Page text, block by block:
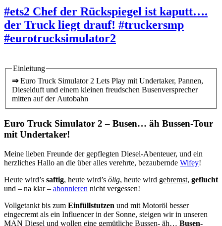
#ets2 Chef der Rückspiegel ist kaputt….
der Truck liegt drauf! #truckersmp
#eurotrucksimulator2
Einleitung
⇒Euro Truck Simulator 2 Lets Play mit Undertaker, Pannen,
Dieselduft und einem kleinen freudschen Busenversprecher
mitten auf der Autobahn
Euro Truck Simulator 2 – Busen… äh Bussen-Tour
mit Undertaker!
Meine lieben Freunde der gepflegten Diesel-Abenteuer, und ein
herzliches Hallo an die über alles verehrte, bezaubernde Wifey!
Heute wird’s saftig, heute wird’s ölig, heute wird gebremst, geflucht
und – na klar – abonnieren nicht vergessen!
Vollgetankt bis zum Einfüllstutzen und mit Motoröl besser
eingecremt als ein Influencer in der Sonne, steigen wir in unseren
MAN Diesel und wollen eine gemütliche Bussen- äh… Busen-